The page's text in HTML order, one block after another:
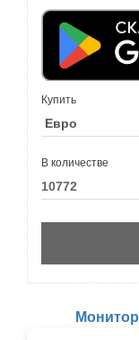
Купить
В количестве